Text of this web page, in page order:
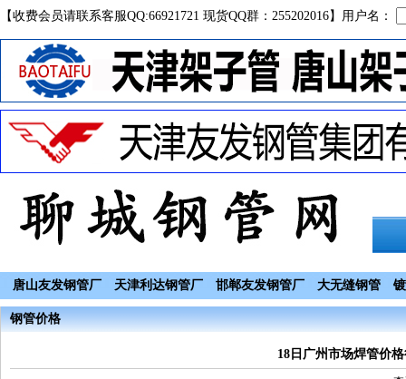
【收费会员请联系客服QQ:66921721 现货QQ群：255202016】用户名：
唐山友发钢管厂 天津利达钢管厂 邯郸友发钢管厂 大无缝钢管
钢管价格
18日广州市场焊管价